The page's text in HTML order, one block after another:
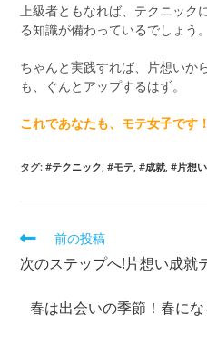
上級者ともなれば、テクニック
る知識が備わっているでしょう。
ちゃんと実践すれば、片想いか
も、ぐんとアップするはず。
これであなたも、モテ女子です！
タグ:#テクニック #モテ #成就 #片想い
そ
他
事
前の投稿
次のステップへ!片想い成就
春は出会いの季節！春に